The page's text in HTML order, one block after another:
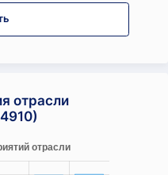
отрасли